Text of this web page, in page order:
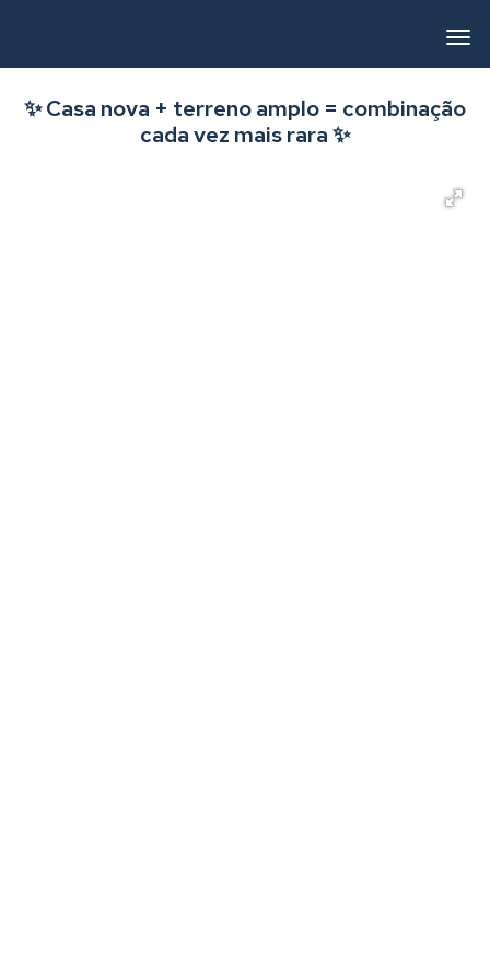
✨ Casa nova + terreno amplo = combinação
cada vez mais rara ✨